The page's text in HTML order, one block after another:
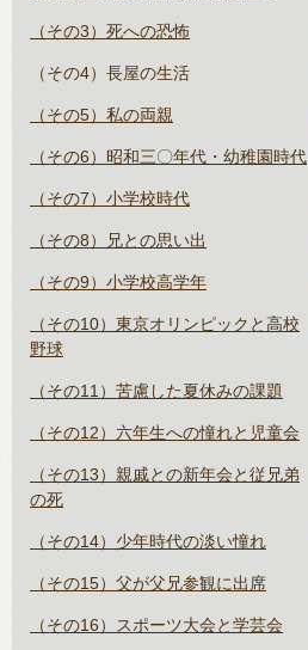
（その3）死への恐怖
（その4）長屋の生活
（その5）私の両親
（その6）昭和三〇年代・幼稚園時代
（その7）小学校時代
（その8）兄との思い出
（その9）小学校高学年
（その10）東京オリンピックと高校
野球
（その11）苦慮した夏休みの課題
（その12）六年生への憧れと児童会
（その13）親戚との新年会と従兄弟
の死
（その14）少年時代の淡い憧れ
（その15）父が父兄参観に出席
（その16）スポーツ大会と学芸会